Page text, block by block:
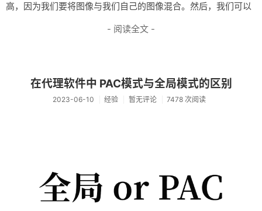
高，因为我们要将图像与我们自己的图像混合。然后，我们可以
- 阅读全文 -
在代理软件中 PAC模式与全局模式的区别
2023-06-10 经验 暂无评论 7478 次阅读